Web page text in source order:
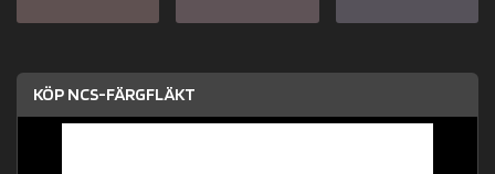
KÖP NCS-FÄRGFLÄKT